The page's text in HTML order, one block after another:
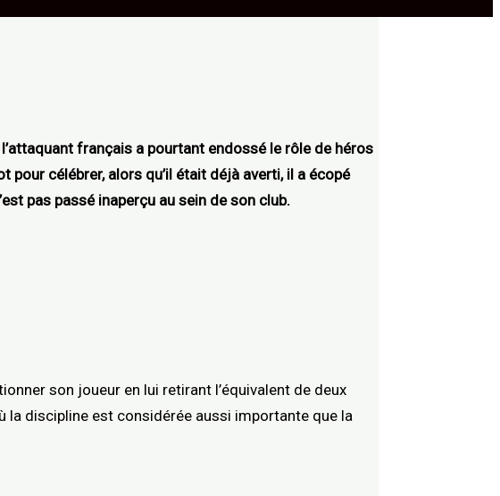
français a pourtant endossé le rôle de héros
célébrer, alors qu’il était déjà averti, il a écopé
pas passé inaperçu au sein de son club.
son joueur en lui retirant l’équivalent de deux
la discipline est considérée aussi importante que la